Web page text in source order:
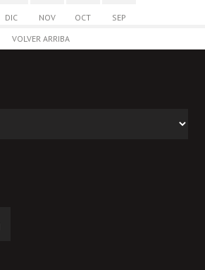
DIC NOV OCT
SEP
VOLVER ARRIBA